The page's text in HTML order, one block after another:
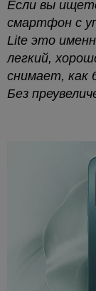
Если вы
смартфон с
Lite это
легкий,
снимает, как
Без